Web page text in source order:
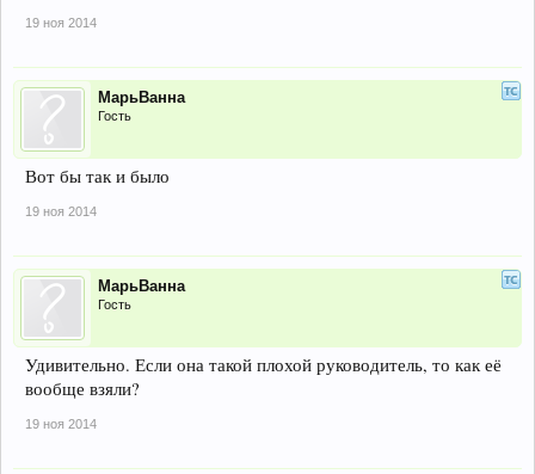
19 ноя 2014
МарьВанна
Гость
Вот бы так и было
19 ноя 2014
МарьВанна
Гость
Удивительно. Если она такой плохой руководитель, то как её
вообще взяли?
19 ноя 2014